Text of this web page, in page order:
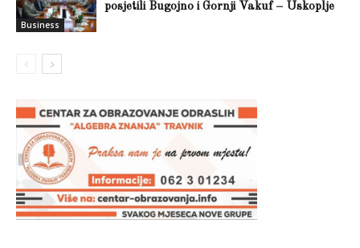
Business
posjetili Bugojno i Gornji Vakuf – Uskoplje